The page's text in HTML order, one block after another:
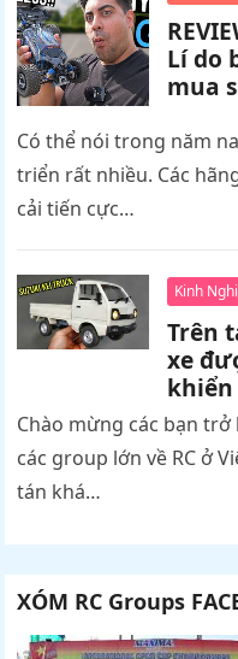
Lí do
mua
Có thể nói trong năm
triển rất nhiều. Các
cải tiến cực…
Kinh
Trên
xe
khiển
Chào mừng các bạn trở
các group lớn về RC ở
tán khá…
XÓM RC Groups